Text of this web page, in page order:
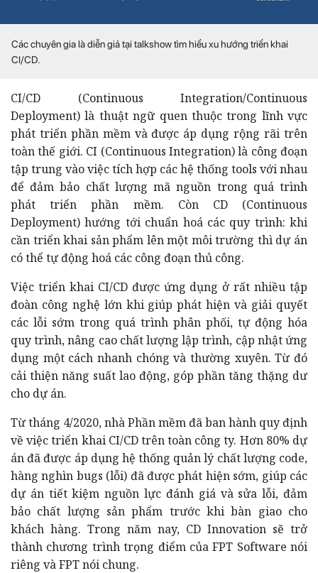
Các chuyên gia là diễn giả tại talkshow tìm hiểu xu hướng triển khai
CI/CD.
CI/CD (Continuous Integration/Continuous
Deployment) là thuật ngữ quen thuộc trong lĩnh vực
phát triển phần mềm và được áp dụng rộng rãi trên
toàn thế giới. CI (Continuous Integration) là công đoạn
tập trung vào việc tích hợp các hệ thống tools với nhau
để đảm bảo chất lượng mã nguồn trong quá trình
phát triển phần mềm. Còn CD (Continuous
Deployment) hướng tới chuẩn hoá các quy trình: khi
cần triển khai sản phẩm lên một môi trường thì dự án
có thể tự động hoá các công đoạn thủ công.
Việc triển khai CI/CD được ứng dụng ở rất nhiều tập
đoàn công nghệ lớn khi giúp phát hiện và giải quyết
các lỗi sớm trong quá trình phân phối, tự động hóa
quy trình, nâng cao chất lượng lập trình, cập nhật ứng
dụng một cách nhanh chóng và thường xuyên. Từ đó
cải thiện năng suất lao động, góp phần tăng thặng dư
cho dự án.
Từ tháng 4/2020, nhà Phần mềm đã ban hành quy định
về việc triển khai CI/CD trên toàn công ty. Hơn 80% dự
án đã được áp dụng hệ thống quản lý chất lượng code,
hàng nghìn bugs (lỗi) đã được phát hiện sớm, giúp các
dự án tiết kiệm nguồn lực đánh giá và sửa lỗi, đảm
bảo chất lượng sản phẩm trước khi bàn giao cho
khách hàng. Trong năm nay, CD Innovation sẽ trở
thành chương trình trọng điểm của FPT Software nói
riêng và FPT nói chung.